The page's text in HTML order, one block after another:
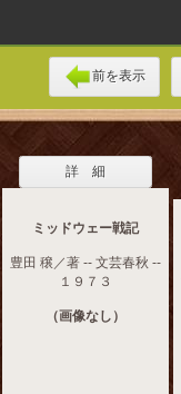
前を表示
詳 細
ミッドウェー戦記
豊田 穣／著 -- 文芸春秋 --
１９７３
（画像なし）